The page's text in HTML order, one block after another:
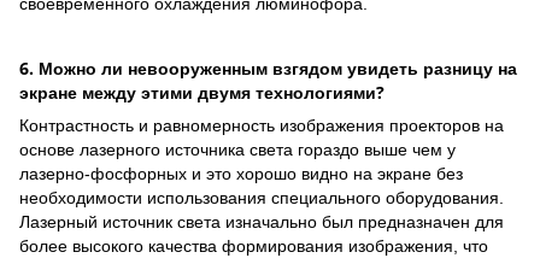
6. Можно ли невооруженным взгядом увидеть разницу на
экране между этими двумя технологиями?
Контрастность и равномерность изображения проекторов на
основе лазерного источника света гораздо выше чем у
лазерно-фосфорных и это хорошо видно на экране без
необходимости использования специального оборудования.
Лазерный источник света изначально был предназначен для
более высокого качества формирования изображения, что